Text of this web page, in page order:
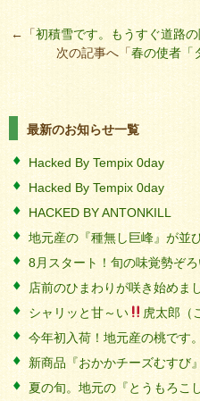
←「初積雪です。もうすぐ道路
次の記事へ「春の使者「
最新のお知らせ一覧
Hacked By Tempix 0day
Hacked By Tempix 0day
HACKED BY ANTONKILL
地元産の『種無し巨峰』が並
8月スタート！旬の味覚勢ぞ
店前のひまわりが咲き始めま
シャリッと甘～い
虎太郎（
今年初入荷！地元産の桃です。
新商品『おかかチーズむすび
夏の旬。地元の『とうもろこ